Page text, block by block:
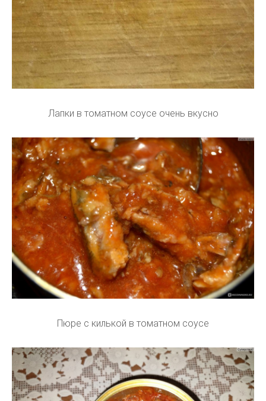
Лапки в томатном соусе очень вкусно
Пюре с килькой в томатном соусе